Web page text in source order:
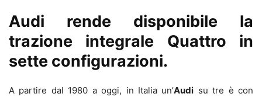
Audi rende disponibile la
trazione integrale Quattro in
sette configurazioni.
A partire dal 1980 a oggi, in Italia un’Audi su tre è con